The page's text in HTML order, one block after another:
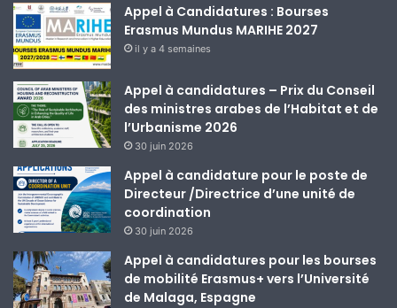
Appel à Candidatures : Bourses
Erasmus Mundus MARIHE 2027
il y a 4 semaines
Appel à candidatures – Prix du Conseil
des ministres arabes de l’Habitat et de
l’Urbanisme 2026
30 juin 2026
Appel à candidature pour le poste de
Directeur /Directrice d’une unité de
coordination
30 juin 2026
Appel à candidatures pour les bourses
de mobilité Erasmus+ vers l’Université
de Malaga, Espagne